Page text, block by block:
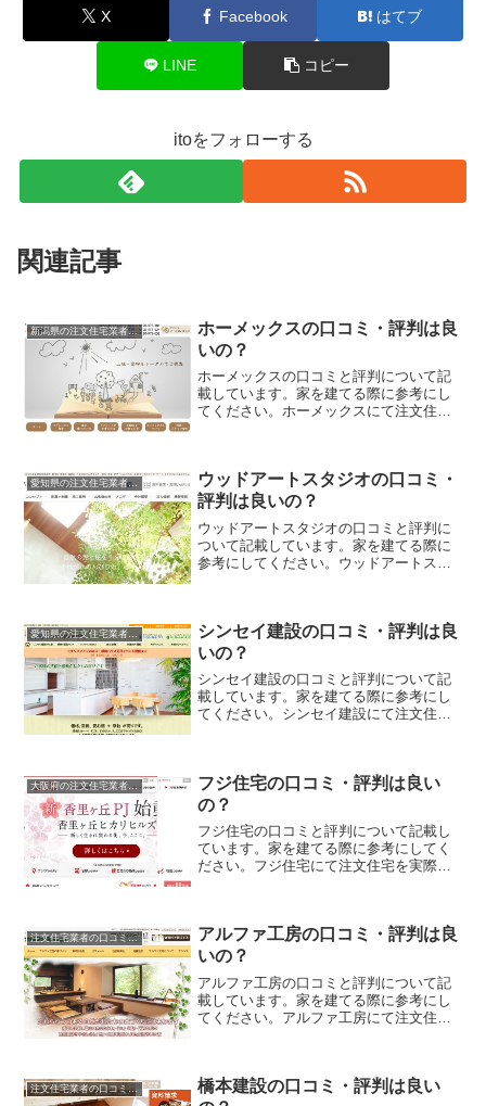
X Facebook はてブ
LINE コピー
itoをフォローする
関連記事
新潟県の注文住宅業者の口コミと評判、体験談
ホーメックスの口コミ・評判は良
いの？
ホーメックスの口コミと評判について記
載しています。家を建てる際に参考にし
てください。ホーメックスにて注文住宅
愛知県の注文住宅業者の口コミと評判、体験談
ウッドアートスタジオの口コミ・
評判は良いの？
ウッドアートスタジオの口コミと評判に
ついて記載しています。家を建てる際に
参考にしてください。ウッドアートスタ
愛知県の注文住宅業者の口コミと評判、体験談
シンセイ建設の口コミ・評判は良
いの？
シンセイ建設の口コミと評判について記
載しています。家を建てる際に参考にし
てください。シンセイ建設にて注文住宅
大阪府の注文住宅業者の口コミと評判、体験談
フジ住宅の口コミ・評判は良い
の？
フジ住宅の口コミと評判について記載し
ています。家を建てる際に参考にしてく
ださい。フジ住宅にて注文住宅を実際に
注文住宅業者の口コミと評判、体験談
アルファ工房の口コミ・評判は良
いの？
アルファ工房の口コミと評判について記
載しています。家を建てる際に参考にし
てください。アルファ工房にて注文住宅
注文住宅業者の口コミと評判、体験談
橋本建設の口コミ・評判は良い